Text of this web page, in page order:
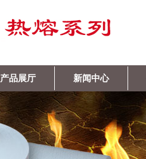
产品展厅 新闻中心